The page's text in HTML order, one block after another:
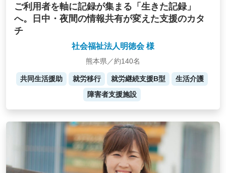
ご利用者を軸に記録が集まる「生きた記録」
へ。日中・夜間の情報共有が変えた支援のカタ
チ
社会福祉法人明徳会 様
熊本県／約140名
共同生活援助 就労移行 就労継続支援B型
生活介護
障害者支援施設